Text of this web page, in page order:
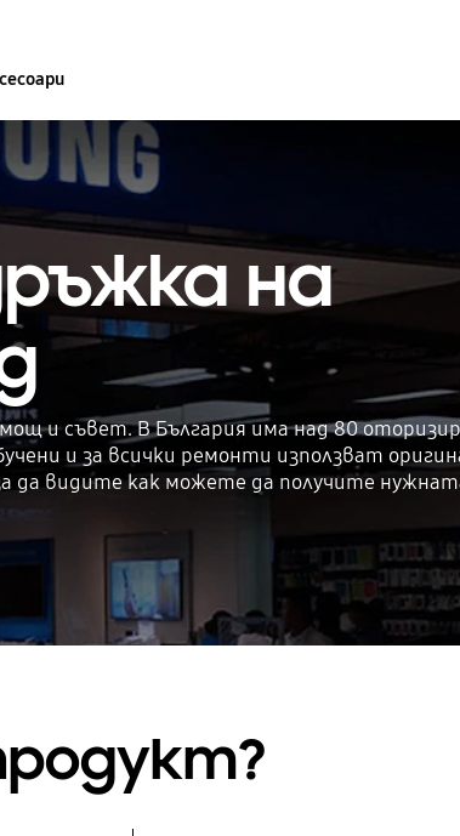
на
и съвет. В България има над 80
и за всички ремонти използват
да видите как можете да получите